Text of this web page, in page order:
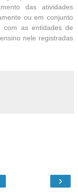
das atividades
ou em conjunto
com as entidades de
nele registradas
›